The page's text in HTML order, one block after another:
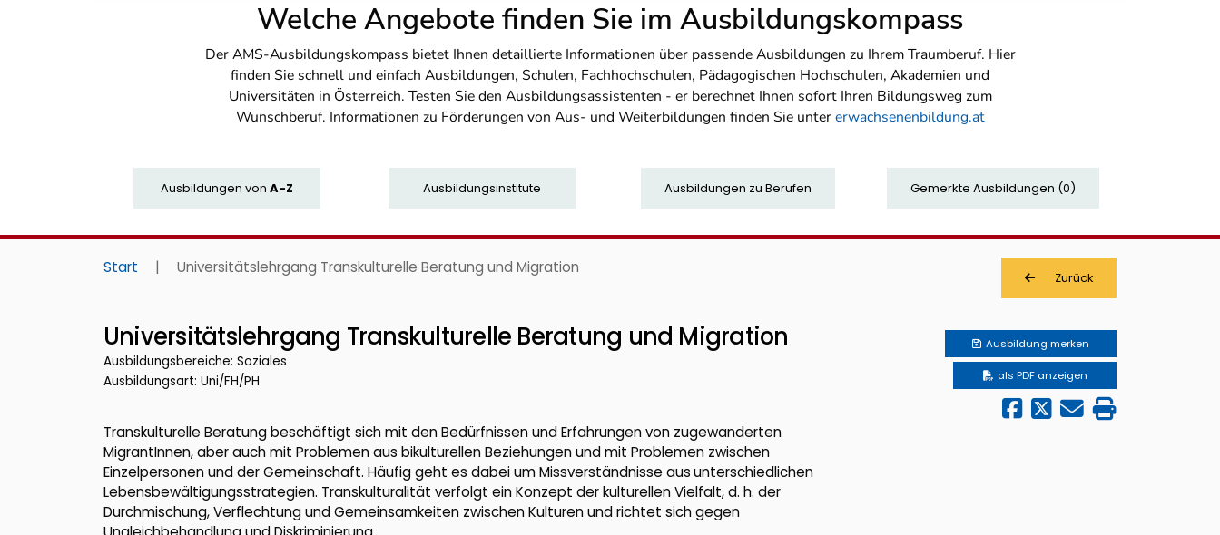
Welche Angebote finden Sie im Ausbildungskompass
Der AMS-Ausbildungskompass bietet Ihnen detaillierte Informationen über passende Ausbildungen zu Ihrem Traumberuf. Hier
finden Sie schnell und einfach Ausbildungen, Schulen, Fachhochschulen, Pädagogischen Hochschulen, Akademien und
Universitäten in Österreich. Testen Sie den Ausbildungsassistenten - er berechnet Ihnen sofort Ihren Bildungsweg zum
Wunschberuf. Informationen zu Förderungen von Aus- und Weiterbildungen finden Sie untererwachsenenbildung.at
Ausbildungen von A-Z Ausbildungsinstitute Ausbildungen zu Berufen Gemerkte Ausbildungen (0)
Start | Universitätslehrgang Transkulturelle Beratung und Migration
Zurück
Universitätslehrgang Transkulturelle Beratung und Migration
Ausbildungsbereiche: Soziales
Ausbildungsart: Uni/FH/PH
Transkulturelle Beratung beschäftigt sich mit den Bedürfnissen und Erfahrungen von zugewanderten
MigrantInnen, aber auch mit Problemen aus bikulturellen Beziehungen und mit Problemen zwischen
Einzelpersonen und der Gemeinschaft. Häufig geht es dabei um Missverständnisse ausunterschiedlichen
Lebensbewältigungsstrategien. Transkulturalität verfolgt ein Konzept der kulturellen Vielfalt, d. h. der
Durchmischung, Verflechtung und Gemeinsamkeiten zwischen Kulturen und richtet sich gegen
Ausbildung merken
als PDF anzeigen